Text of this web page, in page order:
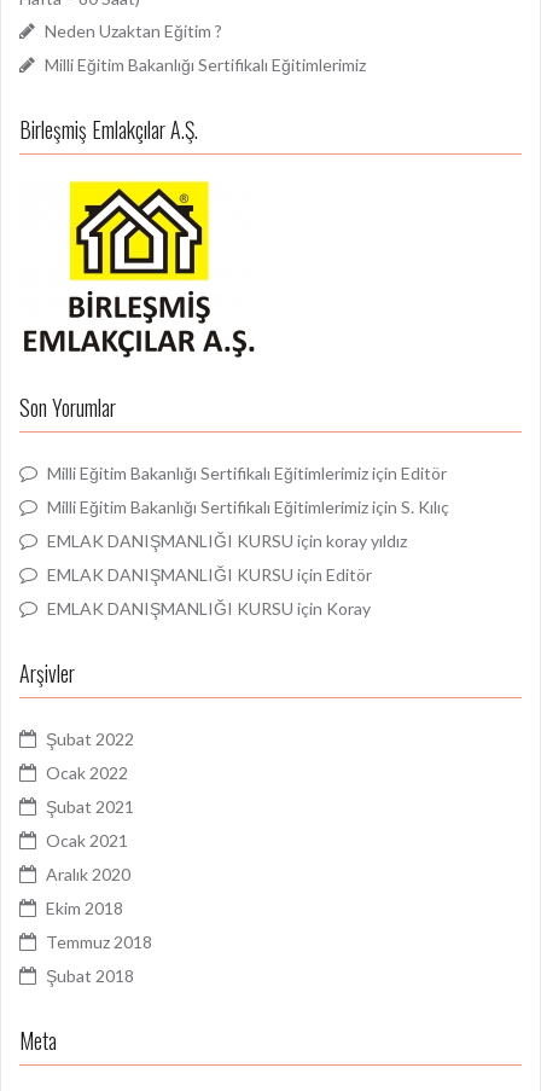
Neden Uzaktan Eğitim ?
Milli Eğitim Bakanlığı Sertifikalı Eğitimlerimiz
Birleşmiş Emlakçılar A.Ş.
Son Yorumlar
Milli Eğitim Bakanlığı Sertifikalı Eğitimlerimiziçin Editör
Milli Eğitim Bakanlığı Sertifikalı Eğitimlerimiziçin S. Kılıç
EMLAK DANIŞMANLIĞI KURSU için koray yıldız
EMLAK DANIŞMANLIĞI KURSU için Editör
EMLAK DANIŞMANLIĞI KURSU için Koray
Arşivler
Şubat 2022
Ocak 2022
Şubat 2021
Ocak 2021
Aralık 2020
Ekim 2018
Temmuz 2018
Şubat 2018
Meta